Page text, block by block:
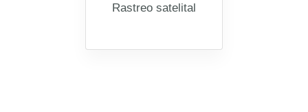
Rastreo satelital